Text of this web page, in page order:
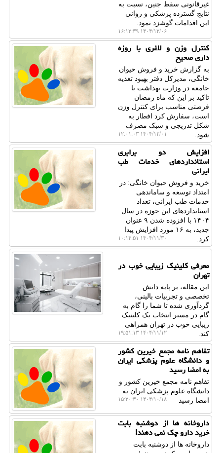
غیرقانونی سقط جنین، نسبت به
نتایج گسترده پزشکی و روانی
این اقدامات گوشزد نمود.
۱۴۰۴/۱۲/۰۶ ۱۶:۱۲:۳۹
کنترل وزن و لاغری با روزه
داری صحیح
به گزارش خرید و فروش حیوان
خانگی، مدیرکل دفتر بهبود تغذیه
جامعه در وزارت بهداشت با
تاکید بر این که ماه رمضان
فرصتی مناسب برای کنترل وزن
است، سفارش کرد افطار به
شکل تدریجی و سبک مصرف
شود.
۱۴۰۴/۱۲/۰۱ ۱۲:۰۱:۰۳
افزایش دو برابری
استانداردهای خدمات طب
ایرانی
خرید و فروش حیوان خانگی: در
امتداد توسعه و ساماندهی
خدمات طب ایرانی، تعداد
استانداردهای این حوزه در سال
۱۴۰۴ با افزوده شدن ۹ عنوان
جدید، به ۱۶ مورد افزایش پیدا
کرد.
۱۴۰۴/۱۱/۳۰ ۱۰:۱۴:۵۱
معرفی کلینیک زیبایی خوب در
تهران
این مقاله، بر پایه دانش
تخصصی و تجربیات بالینی،
گردآوری شده تا شما را گام به
گام در مسیر انتخاب یک کلینیک
زیبایی خوب در تهران همراهی
کند.
۱۴۰۴/۱۱/۱۲ ۱۹:۵۱:۱۳
تفاهم نامه مجمع خیرین کشور
و دانشگاه علوم پزشکی ایران
به امضا رسید
تفاهم نامه مجمع خیرین کشور و
دانشگاه علوم پزشکی ایران به
امضا رسید
۱۴۰۴/۱۰/۱۸ ۱۵:۲۰:۳۰
داروخانه ها از دوشنبه بابت
خرید دارو چک نمی دهند!
داروخانه ها از دوشنبه بابت